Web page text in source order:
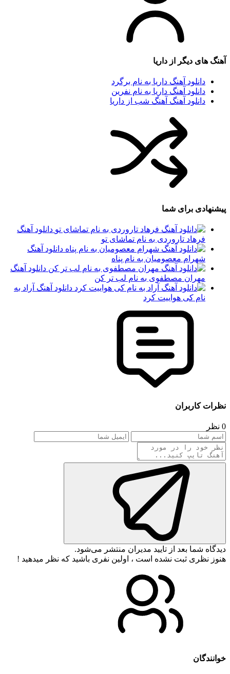
آهنگ های دیگر از داریا
دانلود آهنگ داریا به نام برگرد
دانلود آهنگ داریا به نام نفرین
دانلود آهنگ آهنگ شب از داریا
پیشنهادی برای شما
دانلود آهنگ
فرهاد تاروردی به نام تماشای تو
دانلود آهنگ
شهرام معصومیان به نام پناه
دانلود آهنگ
مهران مصطفوی به نام لب تر کن
دانلود آهنگ آراد به
نام کی هواییت کرد
نظرات کاربران
0 نظر
دیدگاه شما بعد از تایید مدیران منتشر می‌شود.
هنوز نظری ثبت نشده است ، اولین نفری باشید که نظر میدهید !
خوانندگان